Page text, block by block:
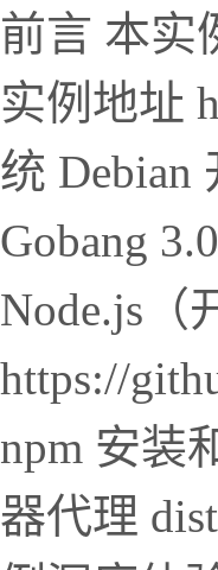
前言 本实
实例地址
统 Debian
Gobang
Node.js（
https://
npm 安装
器代理